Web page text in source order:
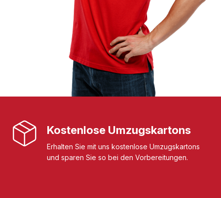
Kostenlose Umzugskartons
Erhalten Sie mit uns kostenlose Umzugskartons
und sparen Sie so bei den Vorbereitungen.